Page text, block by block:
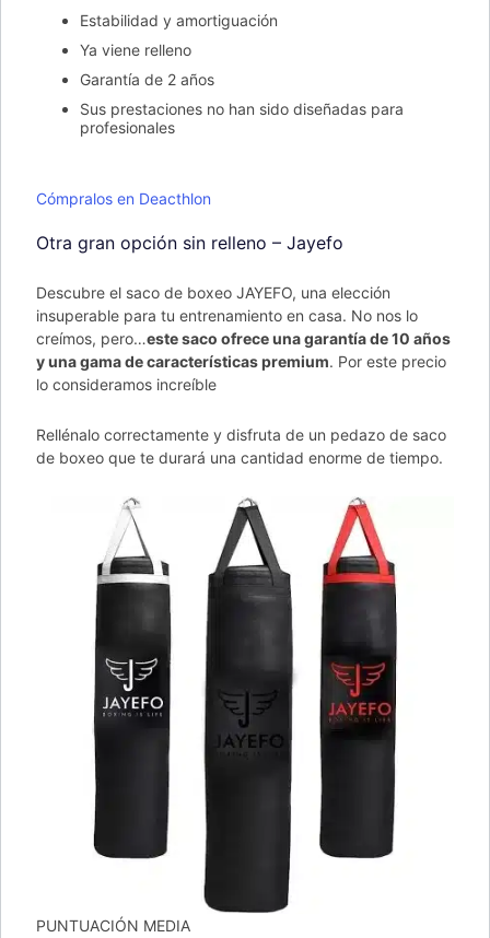
Estabilidad y amortiguación
Ya viene relleno
Garantía de 2 años
Sus prestaciones no han sido diseñadas para
profesionales
Cómpralos en Deacthlon
Otra gran opción sin relleno – Jayefo
Descubre el saco de boxeo JAYEFO, una elección
insuperable para tu entrenamiento en casa. No nos lo
creímos, pero…este saco ofrece una garantía de 10 años
y una gama de características premium. Por este precio
lo consideramos increíble
Rellénalo correctamente y disfruta de un pedazo de saco
de boxeo que te durará una cantidad enorme de tiempo.
PUNTUACIÓN MEDIA